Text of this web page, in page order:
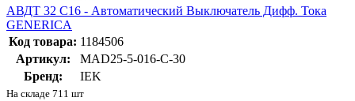
АВДТ 32 C16 - Автоматический Выключатель Дифф. Тока
GENERICA
Код товара: 1184506
Артикул:
MAD25-5-016-C-30
Бренд:
IEK
На складе 711 шт